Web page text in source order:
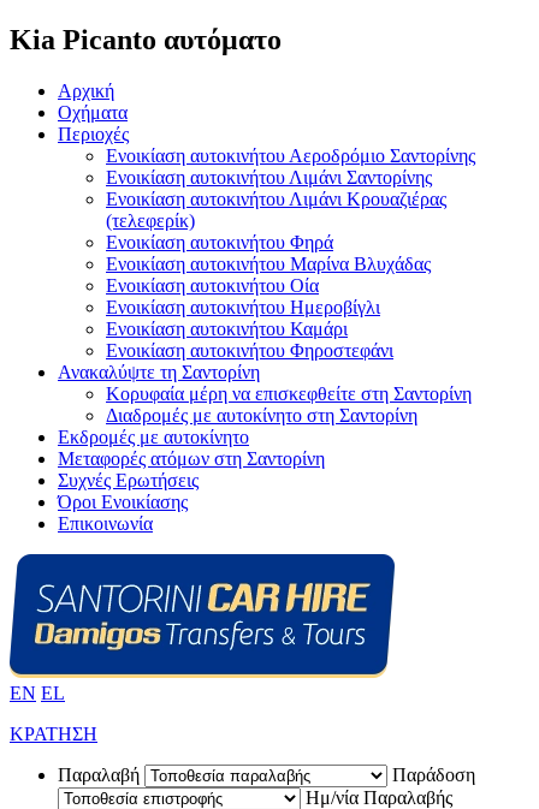
Kia Picanto αυτόματο
Αρχική
Οχήματα
Περιοχές
Ενοικίαση αυτοκινήτου Αεροδρόμιο Σαντορίνης
Ενοικίαση αυτοκινήτου Λιμάνι Σαντορίνης
Ενοικίαση αυτοκινήτου Λιμάνι Κρουαζιέρας
(τελεφερίκ)
Ενοικίαση αυτοκινήτου Φηρά
Ενοικίαση αυτοκινήτου Μαρίνα Βλυχάδας
Ενοικίαση αυτοκινήτου Οία
Ενοικίαση αυτοκινήτου Ημεροβίγλι
Ενοικίαση αυτοκινήτου Καμάρι
Ενοικίαση αυτοκινήτου Φηροστεφάνι
Ανακαλύψτε τη Σαντορίνη
Κορυφαία μέρη να επισκεφθείτε στη Σαντορίνη
Διαδρομές με αυτοκίνητο στη Σαντορίνη
Εκδρομές με αυτοκίνητο
Μεταφορές ατόμων στη Σαντορίνη
Συχνές Ερωτήσεις
Όροι Ενοικίασης
Επικοινωνία
EN EL
ΚΡΑΤΗΣΗ
Παραλαβή
Παράδοση
Ημ/νία Παραλαβής